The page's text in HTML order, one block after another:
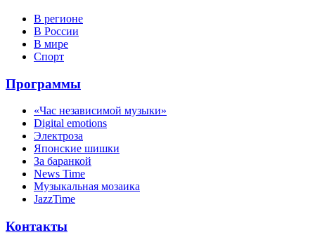
В регионе
В России
В мире
Спорт
Программы
«Час независимой музыки»
Digital emotions
Электроза
Японскиe шишки
За баранкой
News Time
Музыкальная мозаика
JazzTime
Контакты